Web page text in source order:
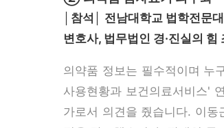
│참석│ 전남대학교 법학전문
변호사, 법무법인 경·진실의
의약품 정보는 필수적이며 누
사용현황과 보건의료서비스'
가로서 의견을 줬습니다. 이